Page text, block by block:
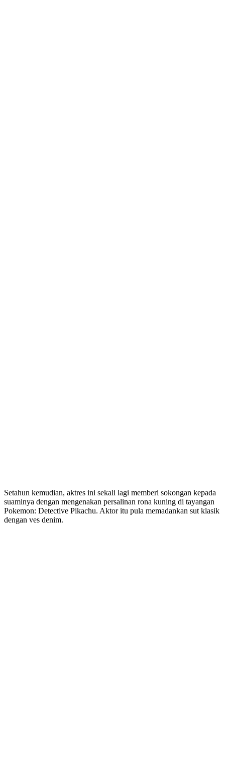
Setahun kemudian, aktres ini sekali lagi memberi sokongan kepada
suaminya dengan mengenakan persalinan rona kuning di tayangan
Pokemon: Detective Pikachu. Aktor itu pula memadankan sut klasik
dengan ves denim.